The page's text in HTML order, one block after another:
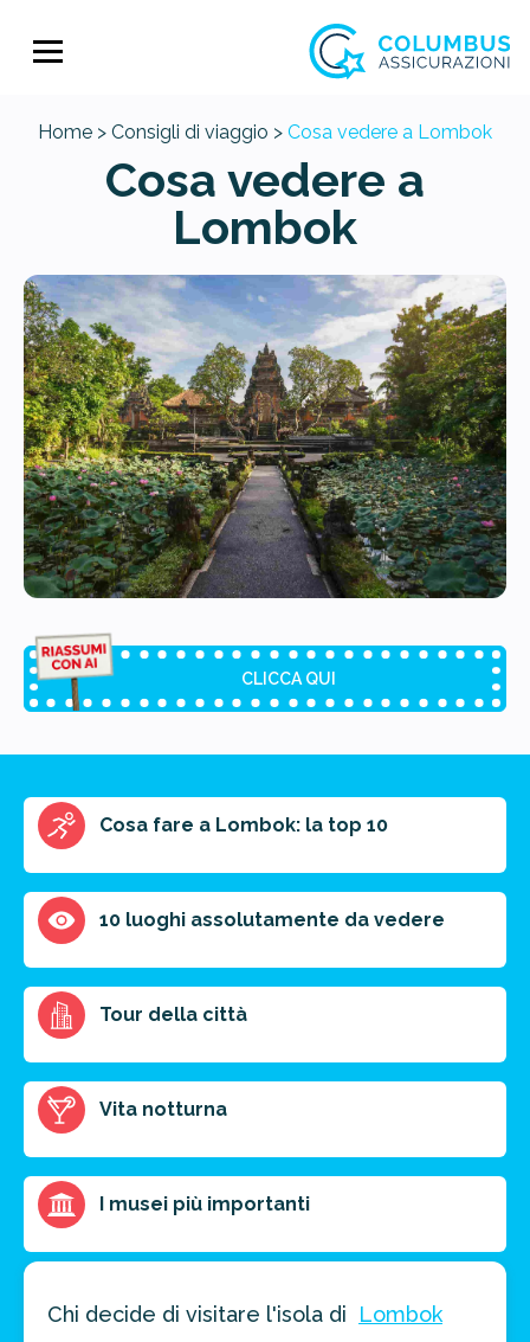
Home > Consigli di viaggio > Cosa vedere a Lombok
Cosa vedere a
Lombok
CLICCA QUI
Riassunto dell'articolo
Scegli il formato del riassunto
Breve Medio Punti chiave
Ottieni un preventivo personalizzato per la tua
prossima destinazione di viaggio.
FAI PREVENTIVO
Cosa fare a Lombok: la top 10
10 luoghi assolutamente da vedere
Tour della città
Vita notturna
I musei più importanti
Chi decide di visitare l'isola di
Lombok